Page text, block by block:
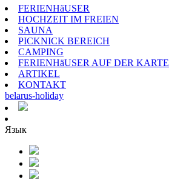
FERIENHäUSER
HOCHZEIT IM FREIEN
SAUNA
PICKNICK BEREICH
CAMPING
FERIENHäUSER AUF DER KARTE
ARTIKEL
KONTAKT
belarus-holiday
Язык